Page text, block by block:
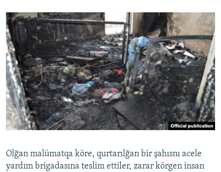
Olğan malümatqa köre, qurtarılğan bir şahısnı acele
yardım brigadasına teslim ettiler, zarar körgen insan